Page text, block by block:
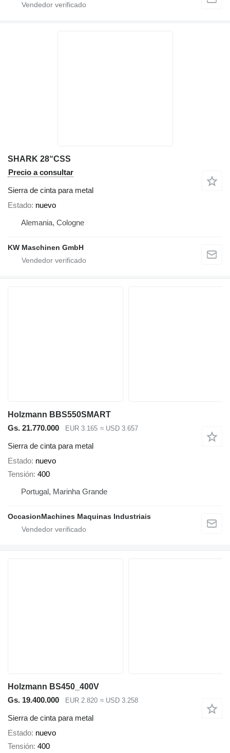
SHARK 28“CSS
Precio a consultar
Sierra de cinta para metal
Estado nuevo
Alemania, Cologne
KW Maschinen GmbH
Holzmann BBS550SMART
Gs. 21.770.000
EUR 3.165 ≈ USD 3.657
Sierra de cinta para metal
Estado nuevo
Tensión 400
Portugal, Marinha Grande
OccasionMachines Maquinas Industriais
Holzmann BS450_400V
Gs. 19.400.000
EUR 2.820 ≈ USD 3.258
Sierra de cinta para metal
Estado nuevo
Tensión 400